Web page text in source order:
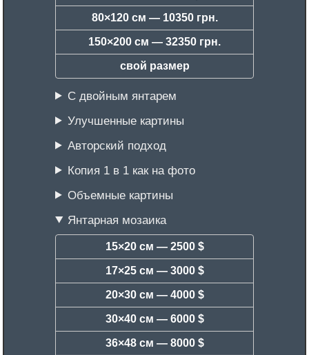
80×120 см — 10350 грн.
150×200 см — 32350 грн.
свой размер
С двойным янтарем
Улучшенные картины
Авторский подход
Копия 1 в 1 как на фото
Объемные картины
Янтарная мозаика
15×20 см — 2500 $
17×25 см — 3000 $
20×30 см — 4000 $
30×40 см — 6000 $
36×48 см — 8000 $